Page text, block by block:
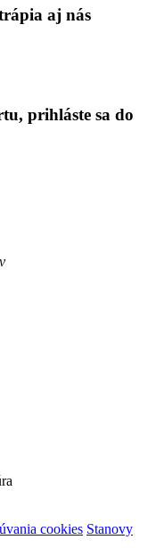
aj nás
prihláste sa do
cookies Stanovy